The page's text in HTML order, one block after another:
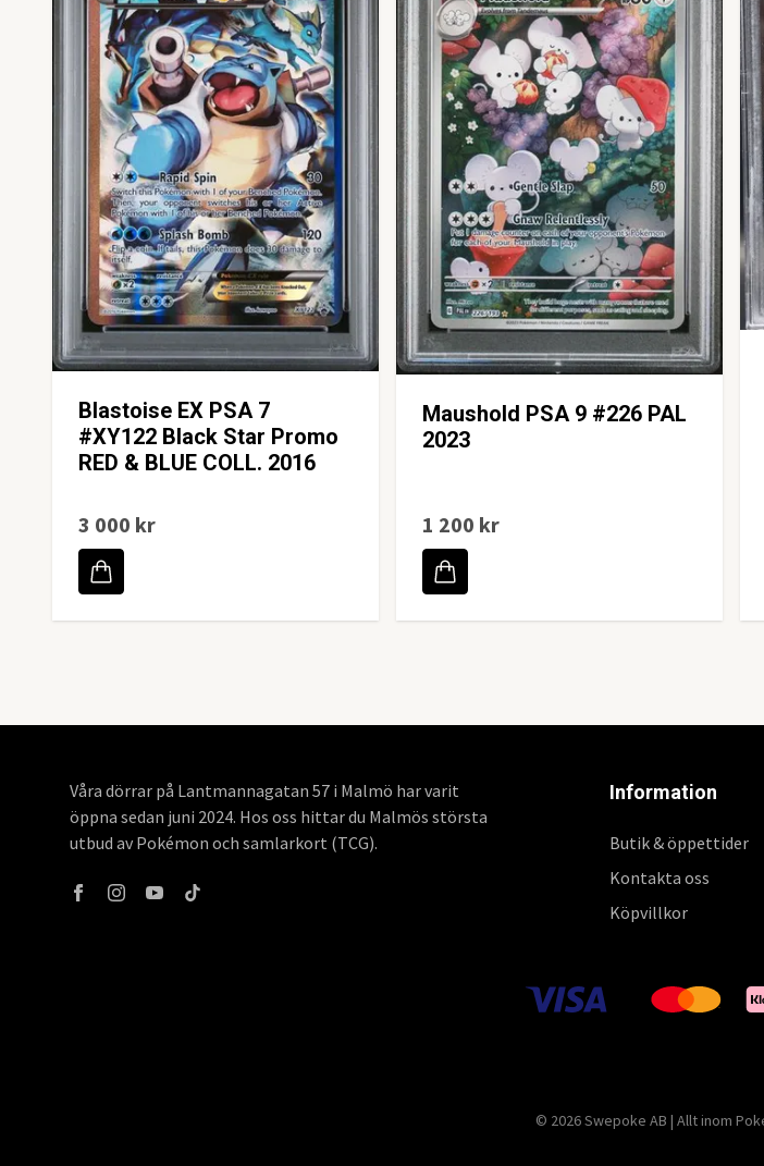
Blastoise EX PSA 7
#XY122 Black Star Promo
RED & BLUE COLL. 2016
3 000 kr
Maushold PSA 9 #226 PAL
2023
1 200 kr
Våra dörrar på Lantmannagatan 57 i Malmö har varit
öppna sedan juni 2024. Hos oss hittar du Malmös största
utbud av Pokémon och samlarkort (TCG).
Information
Butik & öppettider
Kontakta oss
Köpvillkor
© 2026 Swepoke AB | Allt inom